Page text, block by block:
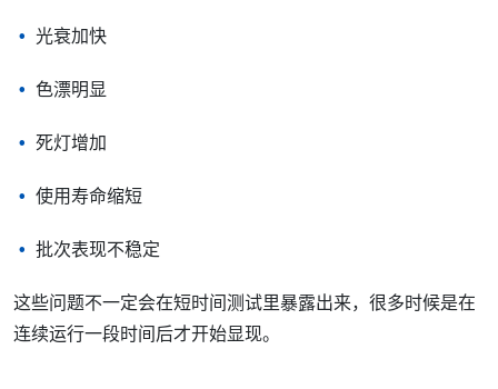
光衰加快
色漂明显
死灯增加
使用寿命缩短
批次表现不稳定
这些问题不一定会在短时间测试里暴露出来，很多时候是在
连续运行一段时间后才开始显现。